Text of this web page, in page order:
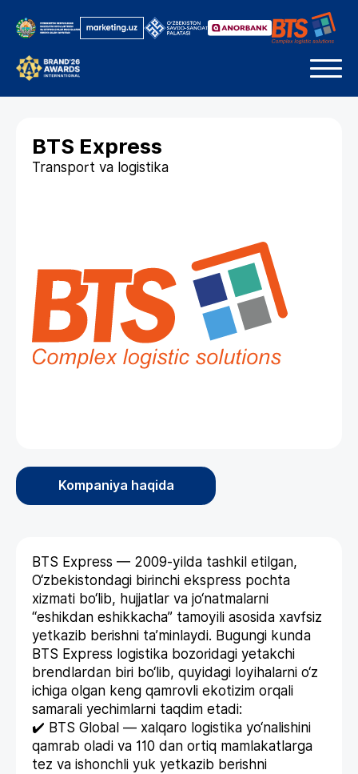
BTS Express
Transport va logistika
Kompaniya haqida
BTS Express — 2009-yilda tashkil etilgan,
O‘zbekistondagi birinchi ekspress pochta
xizmati bo‘lib, hujjatlar va jo‘natmalarni
“eshikdan eshikkacha” tamoyili asosida xavfsiz
yetkazib berishni ta’minlaydi. Bugungi kunda
BTS Express logistika bozoridagi yetakchi
brendlardan biri bo‘lib, quyidagi loyihalarni o‘z
ichiga olgan keng qamrovli ekotizim orqali
samarali yechimlarni taqdim etadi:
✔️ BTS Global — xalqaro logistika yo‘nalishini
qamrab oladi va 110 dan ortiq mamlakatlarga
tez va ishonchli yuk yetkazib berishni